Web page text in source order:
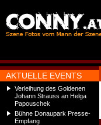
AKTUELLE EVENTS
Verleihung des Goldenen
Johann Strauss an Helga
Papouschek
Bühne Donaupark Presse-
Empfang